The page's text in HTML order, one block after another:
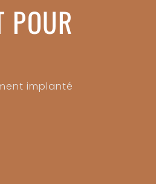
POUR
implanté